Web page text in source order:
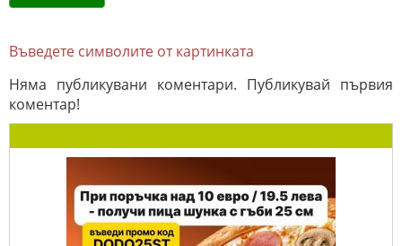
Въведете символите от картинката
Няма публикувани коментари. Публикувай първия
коментар!